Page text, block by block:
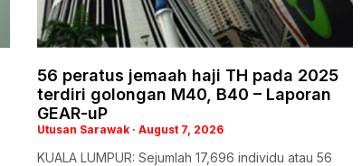
56 peratus jemaah haji TH pada 2025
terdiri golongan M40, B40 – Laporan
GEAR-uP
Utusan Sarawak August 7, 2026
KUALA LUMPUR: Sejumlah 17,696 individu atau 56